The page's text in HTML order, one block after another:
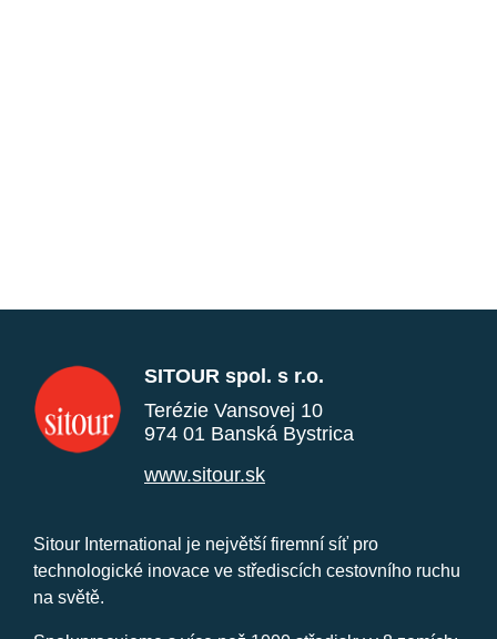
SITOUR spol. s r.o.
Terézie Vansovej 10
974 01 Banská Bystrica
www.sitour.sk
Sitour International je největší firemní síť pro
technologické inovace ve střediscích cestovního ruchu
na světě.